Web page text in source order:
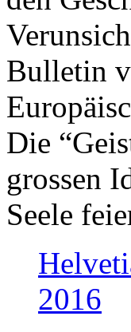
Bulletin
Die
grossen
Seele
2016